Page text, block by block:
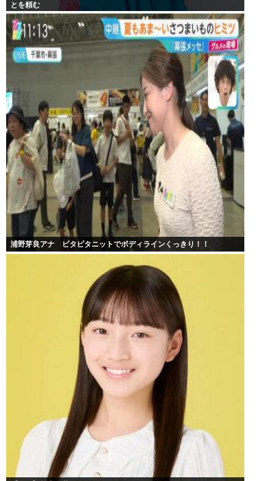
とを頼む
浦野芽良アナ ピタピタニットでボディラインくっきり！！